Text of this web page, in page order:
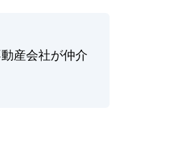
産会社が仲介